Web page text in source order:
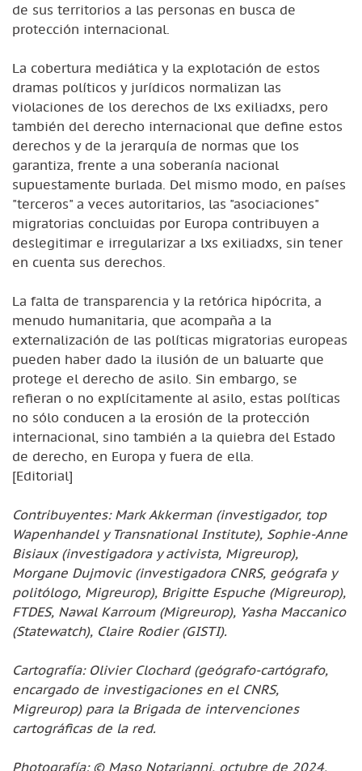
de sus territorios a las personas en busca de
protección internacional.
La cobertura mediática y la explotación de estos
dramas políticos y jurídicos normalizan las
violaciones de los derechos de lxs exiliadxs, pero
también del derecho internacional que define estos
derechos y de la jerarquía de normas que los
garantiza, frente a una soberanía nacional
supuestamente burlada. Del mismo modo, en países
"terceros" a veces autoritarios, las "asociaciones"
migratorias concluidas por Europa contribuyen a
deslegitimar e irregularizar a lxs exiliadxs, sin tener
en cuenta sus derechos.
La falta de transparencia y la retórica hipócrita, a
menudo humanitaria, que acompaña a la
externalización de las políticas migratorias europeas
pueden haber dado la ilusión de un baluarte que
protege el derecho de asilo. Sin embargo, se
refieran o no explícitamente al asilo, estas políticas
no sólo conducen a la erosión de la protección
internacional, sino también a la quiebra del Estado
de derecho, en Europa y fuera de ella.
[Editorial]
Contribuyentes: Mark Akkerman (investigador, top
Wapenhandel y Transnational Institute), Sophie-Anne
Bisiaux (investigadora y activista, Migreurop),
Morgane Dujmovic (investigadora CNRS, geógrafa y
politólogo, Migreurop), Brigitte Espuche (Migreurop),
FTDES, Nawal Karroum (Migreurop), Yasha Maccanico
(Statewatch), Claire Rodier (GISTI).
Cartografía: Olivier Clochard (geógrafo-cartógrafo,
encargado de investigaciones en el CNRS,
Migreurop) para la Brigada de intervenciones
cartográficas de la red.
Photografía: © Maso Notarianni, octubre de 2024,